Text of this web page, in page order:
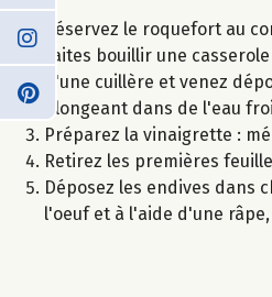
Réservez le roquefort au
Faites bouillir une
d'une cuillère et venez
plongeant dans de l'eau
Préparez la vinaigrette :
Retirez les premières
Déposez les endives dans
l'oeuf et à l'aide d'une